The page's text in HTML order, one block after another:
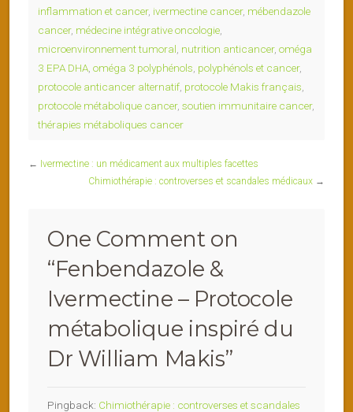
inflammation et cancer, ivermectine cancer, mébendazole
cancer, médecine intégrative oncologie
microenvironnement tumoral nutrition anticancer, oméga
3 EPA DHA oméga 3 polyphénols polyphénols et cancer,
protocole anticancer alternatif protocole Makis français
protocole métabolique cancer, soutien immunitaire cancer,
thérapies métaboliques cancer
← Ivermectine : un médicament aux multiples facettes
Chimiothérapie : controverses et scandales médicaux →
One Comment on
“Fenbendazole &
Ivermectine – Protocole
métabolique inspiré du
Dr William Makis”
Pingback: Chimiothérapie : controverses et scandales